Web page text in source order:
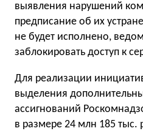
выявления нарушений
предписание об их
не будет исполнено,
заблокировать доступ к
Для реализации
выделения
ассигнований
в размере 24 млн 185 тыс.